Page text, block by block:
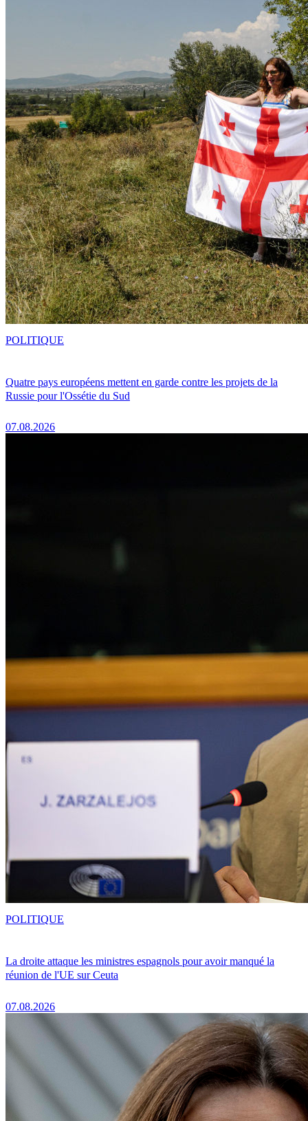
Quatre pays européens mettent en garde contre les projets de la
Russie pour l'Ossétie du Sud
07.08.2026
POLITIQUE
La droite attaque les ministres espagnols pour avoir manqué la
réunion de l'UE sur Ceuta
07.08.2026
POLITIQUE